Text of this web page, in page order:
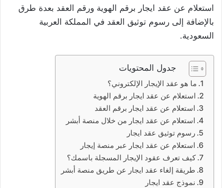
استعلام عن عقد ايجار برقم الهوية ورقم العقد بعدة طرق
بالإضافة إلى رسوم توثيق العقد في المملكة العربية
السعودية.
جدول المحتويات
ما هو عقد الإيجار الإلكتروني؟
استعلام عن عقد ايجار برقم الهوية
استعلام عن عقد ايجار برقم العقد
استعلام عن عقد ايجار من خلال منصة أبشر
رسوم توثيق عقد ايجار
استعلام عن عقد ايجار عبر منصة إيجار
كيف تعرف عقود الإيجار المسجلة باسمك؟
طريقة إلغاء عقد ايجار عن طريق منصة أبشر
نموذج عقد ايجار